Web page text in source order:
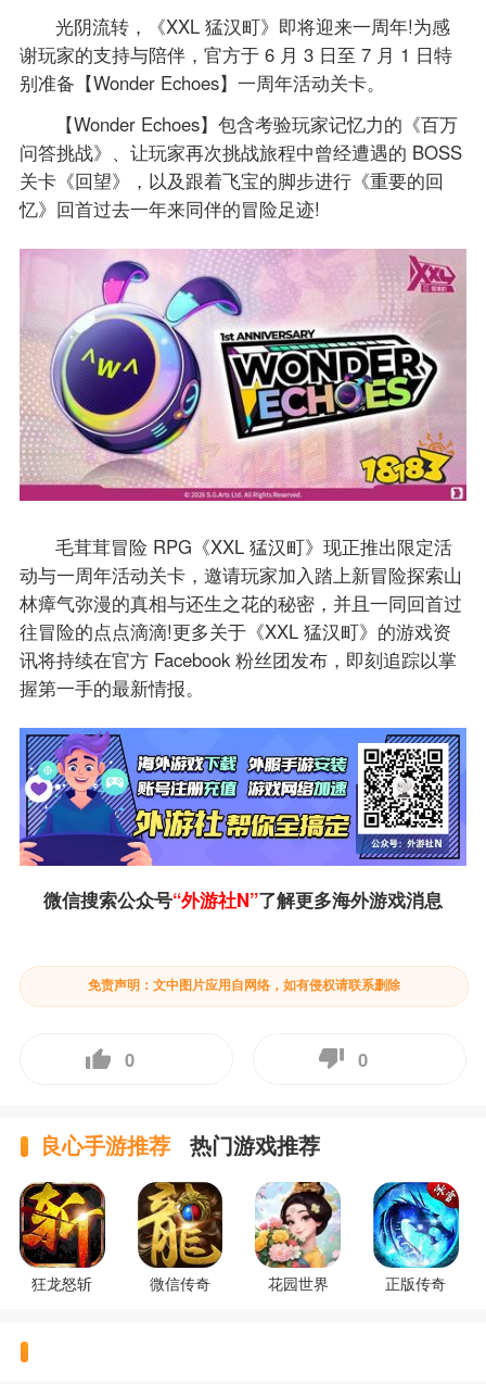
光阴流转，《XXL 猛汉町》即将迎来一周年!为感
谢玩家的支持与陪伴，官方于 6 月 3 日至 7 月 1 日特
别准备【Wonder Echoes】一周年活动关卡。
【Wonder Echoes】包含考验玩家记忆力的《百万
问答挑战》、让玩家再次挑战旅程中曾经遭遇的 BOSS
关卡《回望》，以及跟着飞宝的脚步进行《重要的回
忆》回首过去一年来同伴的冒险足迹!
毛茸茸冒险 RPG《XXL 猛汉町》现正推出限定活
动与一周年活动关卡，邀请玩家加入踏上新冒险探索山
林瘴气弥漫的真相与还生之花的秘密，并且一同回首过
往冒险的点点滴滴!更多关于《XXL 猛汉町》的游戏资
讯将持续在官方 Facebook 粉丝团发布，即刻追踪以掌
握第一手的最新情报。
微信搜索公众号“外游社N”了解更多海外游戏消息
免责声明：文中图片应用自网络，如有侵权请联系删除
0 0
良心手游推荐 热门游戏推荐
狂龙怒斩 微信传奇 花园世界 正版传奇